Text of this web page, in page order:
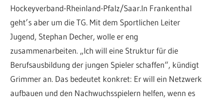
Hockeyverband-Rheinland-Pfalz/Saar.In Frankenthal
geht’s aber um die TG. Mit dem Sportlichen Leiter
Jugend, Stephan Decher, wolle er eng
zusammenarbeiten. „Ich will eine Struktur für die
Berufsausbildung der jungen Spieler schaffen“, kündigt
Grimmer an. Das bedeutet konkret: Er will ein Netzwerk
aufbauen und den Nachwuchsspielern helfen, wenn es